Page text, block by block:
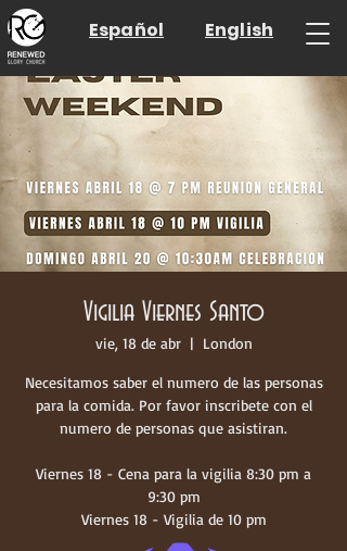
Español English
Vigilia Viernes Santo
vie, 18 de abr
  |
London
Necesitamos saber el numero de las personas
para la comida. Por favor inscribete con el
numero de personas que asistiran.
Viernes 18 - Cena para la vigilia 8:30 pm a
9:30 pm
Viernes 18 - Vigilia de 10 pm